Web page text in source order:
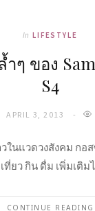
In LIFESTYLE
ๆ ของ
S4
APRIL 3, 2013
ในแวดวงสังคม กอ
ที่ยว กิน ดื่ม เพิ่มเติม
CONTINUE READING